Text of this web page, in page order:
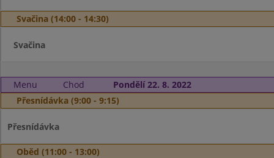
Svačina (14:00 - 14:30)
Svačina
Menu Chod
Pondělí 22. 8. 2022
Přesnídávka (9:00 - 9:15)
Přesnídávka
Oběd (11:00 - 13:00)